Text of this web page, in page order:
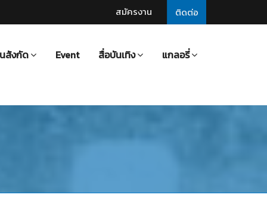
ติดต่อ
สมัครงาน
สังกัด Event สื่อบันเทิง แกลอรี่